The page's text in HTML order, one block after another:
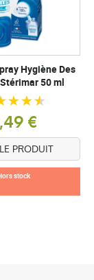
Hygiène Des
50 ml
€
PRODUIT
stock